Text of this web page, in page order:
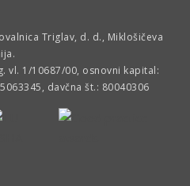
Triglav, d. d., Miklošičeva
vl. 1/10687/00, osnovni kapital:
davčna št.: 80040306